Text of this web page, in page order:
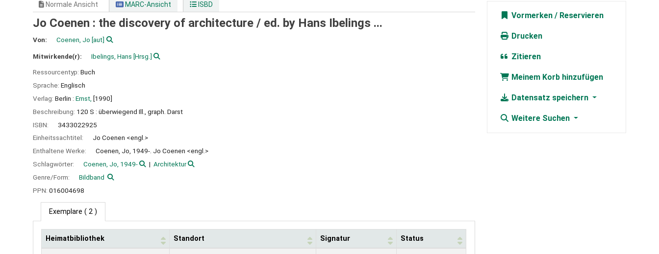
Normale Ansicht MARC-Ansicht ISBD
Jo Coenen : the discovery of architecture / ed. by Hans Ibelings ...
Von: Coenen, Jo [aut]
Mitwirkende(r): Ibelings, Hans [Hrsg.]
Ressourcentyp: Buch
Sprache: Englisch
Verlag: Berlin : Ernst, [1990]
Beschreibung: 120 S : überwiegend Ill., graph. Darst
ISBN:
3433022925
Einheitssachtitel:
Jo Coenen <engl.>
Enthaltene Werke:
Coenen, Jo, 1949-. Jo Coenen <engl.>
Schlagwörter:
Coenen, Jo, 1949-
Architektur
Genre/Form:
Bildband
PPN: 016004698
Exemplare ( 2 )
Heimatbibliothek Standort Signatur Status
Vormerken
Drucken
Zitieren
Meinem Korb hinzufügen
Datensatz speichern
Weitere Suchen